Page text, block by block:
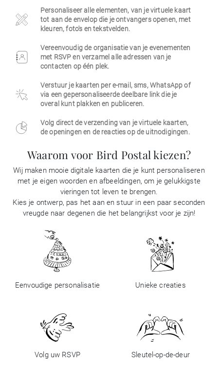
Personaliseer alle elementen, van je virtuele kaart
tot aan de envelop die je ontvangers openen, met
kleuren, foto's en tekstvelden.
Vereenvoudig de organisatie van je evenementen
met RSVP en verzamel alle adressen van je
contacten op één plek.
Verstuur je kaarten per e-mail, sms, WhatsApp of
via een gepersonaliseerde deelbare link die je
overal kunt plakken en publiceren.
Volg direct de verzending van je virtuele kaarten,
de openingen en de reacties op de uitnodigingen.
Waarom voor Bird Postal kiezen?
Wij maken mooie digitale kaarten die je kunt personaliseren
met je eigen woorden en afbeeldingen, om je gelukkigste
vieringen tot leven te brengen.
Kies je ontwerp, pas het aan en stuur in een paar seconden
vreugde naar degenen die het belangrijkst voor je zijn!
Eenvoudige personalisatie Unieke creaties
Volg uw RSVP Sleutel-op-de-deur